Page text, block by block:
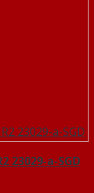
23029-a-SGD